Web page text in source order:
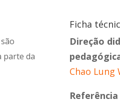
parte da
Ficha
Direção
Chao Lung
Referência